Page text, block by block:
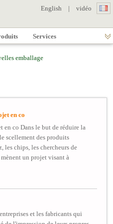
emballage
en co
en co Dans le but de réduire la
scellement des produits
les chips, les chercheurs de
un projet visant à
à haute vitesse. En
la fermeture de l'emballage, ils
utilisé par environ 13%,
de tonnes de déchets
sur les processus utilisés pour
et utiliser cette
et les fabricants qui
English | vidéo
Services